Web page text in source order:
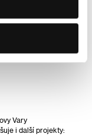
Vary
i další projekty: